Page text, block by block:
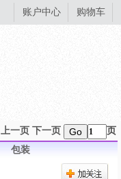
账户中心 购物车
上一页 下一页 Go
页
包装